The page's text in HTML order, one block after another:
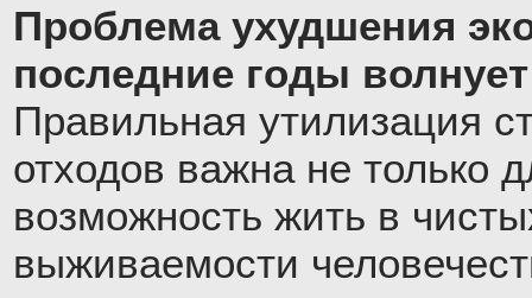
Проблема ухудшения
последние годы
Правильная утилизация
отходов важна не только
возможность жить в
выживаемости